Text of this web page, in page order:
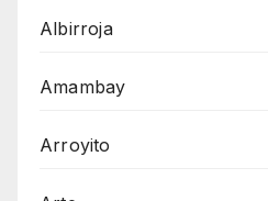
Albirroja
Amambay
Arroyito